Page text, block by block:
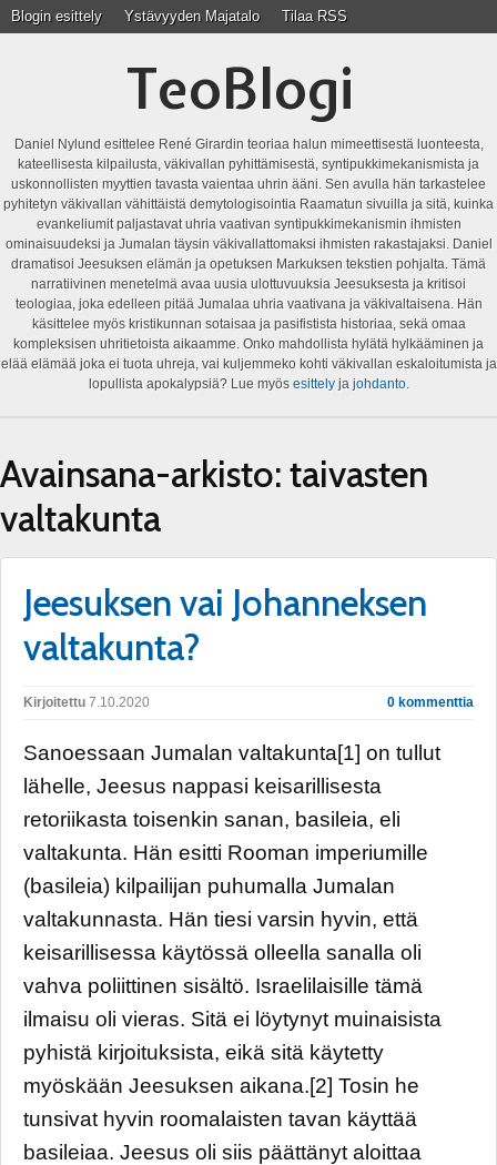
Blogin esittely Ystävyyden Majatalo Tilaa RSS
TeoBlogi
Daniel Nylund esittelee René Girardin teoriaa halun mimeettisestä luonteesta,
kateellisesta kilpailusta, väkivallan pyhittämisestä, syntipukkimekanismista ja
uskonnollisten myyttien tavasta vaientaa uhrin ääni. Sen avulla hän tarkastelee
pyhitetyn väkivallan vähittäistä demytologisointia Raamatun sivuilla ja sitä, kuinka
evankeliumit paljastavat uhria vaativan syntipukkimekanismin ihmisten
ominaisuudeksi ja Jumalan täysin väkivallattomaksi ihmisten rakastajaksi. Daniel
dramatisoi Jeesuksen elämän ja opetuksen Markuksen tekstien pohjalta. Tämä
narratiivinen menetelmä avaa uusia ulottuvuuksia Jeesuksesta ja kritisoi
teologiaa, joka edelleen pitää Jumalaa uhria vaativana ja väkivaltaisena. Hän
käsittelee myös kristikunnan sotaisaa ja pasifistista historiaa, sekä omaa
kompleksisen uhritietoista aikaamme. Onko mahdollista hylätä hylkääminen ja
elää elämää joka ei tuota uhreja, vai kuljemmeko kohti väkivallan eskaloitumista ja
lopullista apokalypsiä? Lue myös esittelyja johdanto.
Avainsana-arkisto: taivasten
valtakunta
Jeesuksen vai Johanneksen
valtakunta?
Kirjoitettu 7.10.2020 0 kommenttia
Sanoessaan Jumalan valtakunta[1] on tullut
lähelle, Jeesus nappasi keisarillisesta
retoriikasta toisenkin sanan, basileia, eli
valtakunta. Hän esitti Rooman imperiumille
(basileia) kilpailijan puhumalla Jumalan
valtakunnasta. Hän tiesi varsin hyvin, että
keisarillisessa käytössä olleella sanalla oli
vahva poliittinen sisältö. Israelilaisille tämä
ilmaisu oli vieras. Sitä ei löytynyt muinaisista
pyhistä kirjoituksista, eikä sitä käytetty
myöskään Jeesuksen aikana.[2] Tosin he
tunsivat hyvin roomalaisten tavan käyttää
basileiaa. Jeesus oli siis päättänyt aloittaa